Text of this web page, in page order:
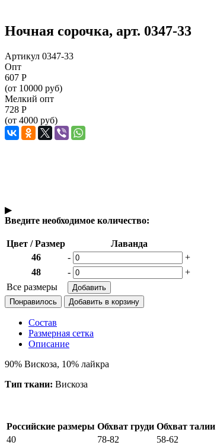
Ночная сорочка, арт. 0347-33
Артикул 0347-33
Опт
607 Р
(от 10000 руб)
Мелкий опт
728 Р
(от 4000 руб)
▶
Введите необходимое количество:
Цвет / Размер
Лаванда
46
-
+
48
-
+
Все размеры
Понравилось
Состав
Размерная сетка
Описание
90% Вискоза, 10% лайкра
Тип ткани: Вискоза
Российские размеры Обхват груди Обхват талии
40
78-82 58-62